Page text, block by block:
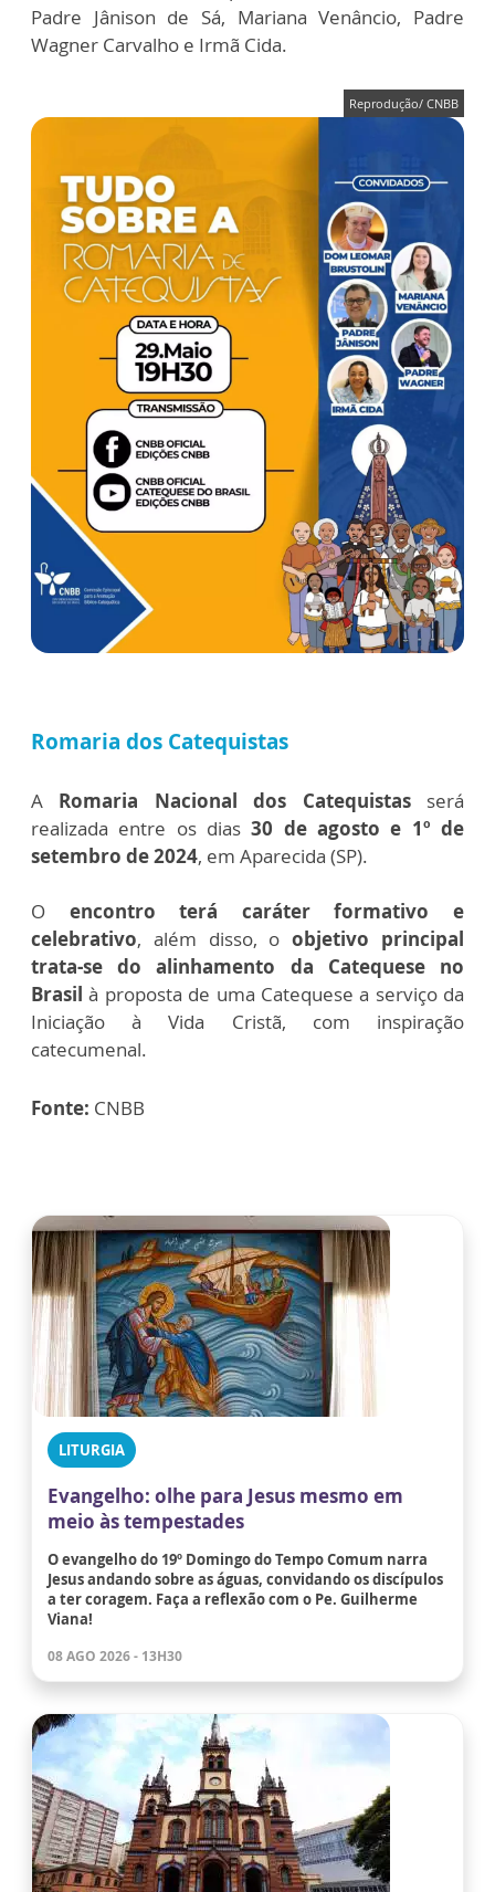
Padre Jânison de Sá, Mariana Venâncio, Padre
Wagner Carvalho e Irmã Cida.
Reprodução/ CNBB
Romaria dos Catequistas
A Romaria Nacional dos Catequistas será
realizada entre os dias 30 de agosto e 1º de
setembro de 2024, em Aparecida (SP).
O encontro terá caráter formativo e
celebrativo, além disso, oobjetivo principal
trata-se do alinhamento da Catequese no
Brasilà proposta de uma Catequese a serviço da
Iniciação à Vida Cristã, com inspiração
catecumenal.
Fonte: CNBB
LITURGIA
Evangelho: olhe para Jesus mesmo em
meio às tempestades
O evangelho do 19º Domingo do Tempo Comum narra
Jesus andando sobre as águas, convidando os discípulos
a ter coragem. Faça a reflexão com o Pe. Guilherme
Viana!
08 AGO 2026 - 13H30